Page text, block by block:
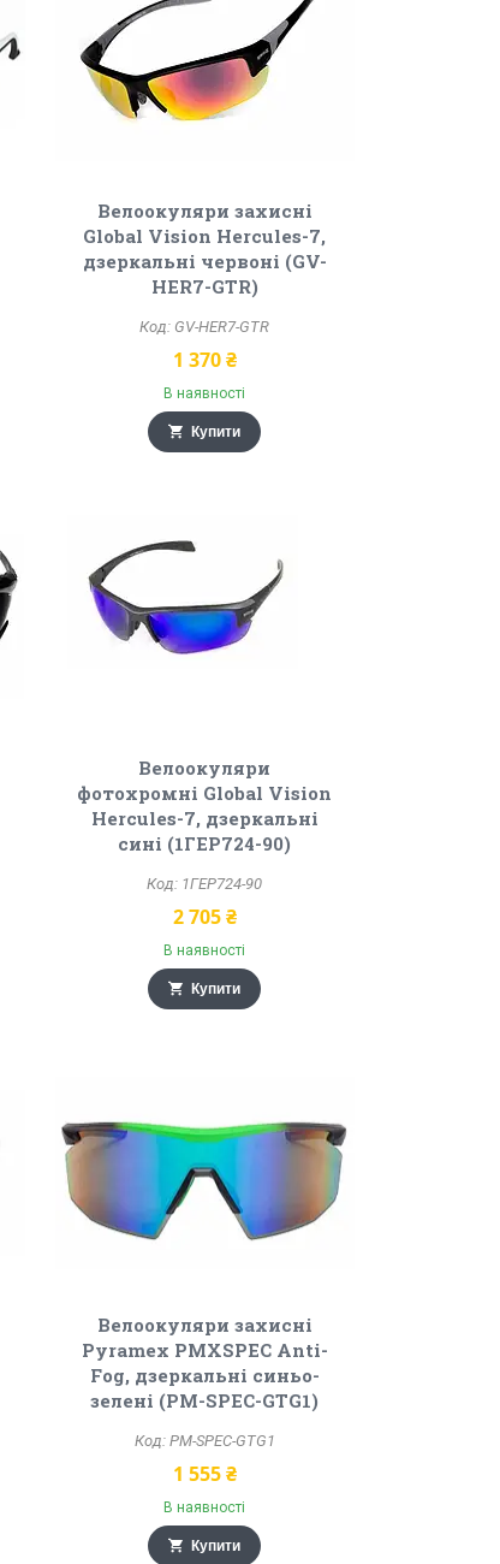
Велоокуляри захисні
Global Vision Hercules-7,
дзеркальні червоні (GV-
HER7-GTR)
GV-HER7-GTR
1 370 ₴
В наявності
Купити
Велоокуляри
фотохромні Global Vision
Hercules-7, дзеркальні
сині (1ГЕР724-90)
1ГЕР724-90
2 705 ₴
В наявності
Купити
Велоокуляри захисні
Pyramex PMXSPEC Anti-
Fog, дзеркальні синьо-
зелені (PM-SPEC-GTG1)
PM-SPEC-GTG1
1 555 ₴
В наявності
Купити